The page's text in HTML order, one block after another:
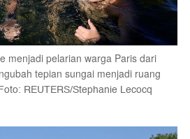
menjadi pelarian warga Paris dari
tepian sungai menjadi ruang
REUTERS/Stephanie Lecocq